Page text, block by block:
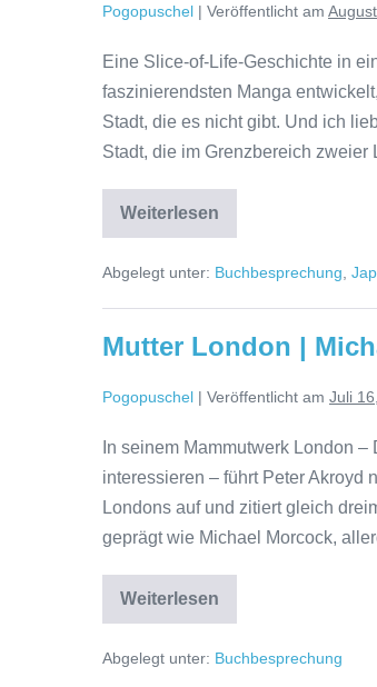
Pogopuschel | Veröffentlicht am
Eine Slice-of-Life-Geschichte in
faszinierendsten Manga
Stadt, die es nicht gibt. Und ich
Stadt, die im Grenzbereich zweier
Weiterlesen
(Bd.
1
Jun
Abgelegt unter: Buchbesprechung
Mutter London |
Pogopuschel | Veröffentlicht am Juli
In seinem Mammutwerk London
interessieren – führt Peter Akroyd
Londons auf und zitiert gleich
geprägt wie Michael Morcock,
Weiterlesen
Michael
Moorcock
Abgelegt unter: Buchbesprechung